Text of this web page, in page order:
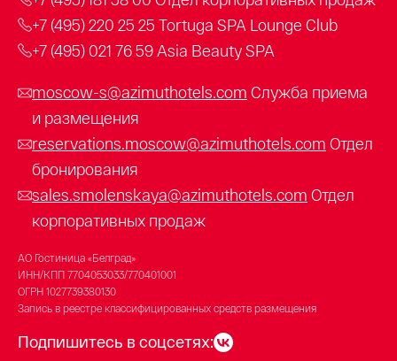
+7 (495) 220 25 25 Tortuga SPA Lounge Club
+7 (495) 021 76 59 Asia Beauty SPA
moscow-s@azimuthotels.com Служба приема
и размещения
reservations.moscow@azimuthotels.com Отдел
бронирования
sales.smolenskaya@azimuthotels.com Отдел
корпоративных продаж
АО Гостиница «Белград»
ИНН/КПП 7704053033/770401001
ОГРН 1027739380130
Запись в реестре классифицированных средств размещения
Подпишитесь в соцсетях: